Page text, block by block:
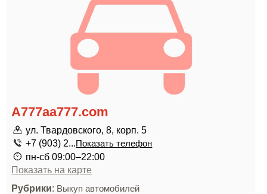
A777aa777.com
ул. Твардовского, 8, корп. 5
+7 (903) 2...Показать телефон
пн-сб 09:00–22:00
Показать на карте
Рубрики: Выкуп автомобилей